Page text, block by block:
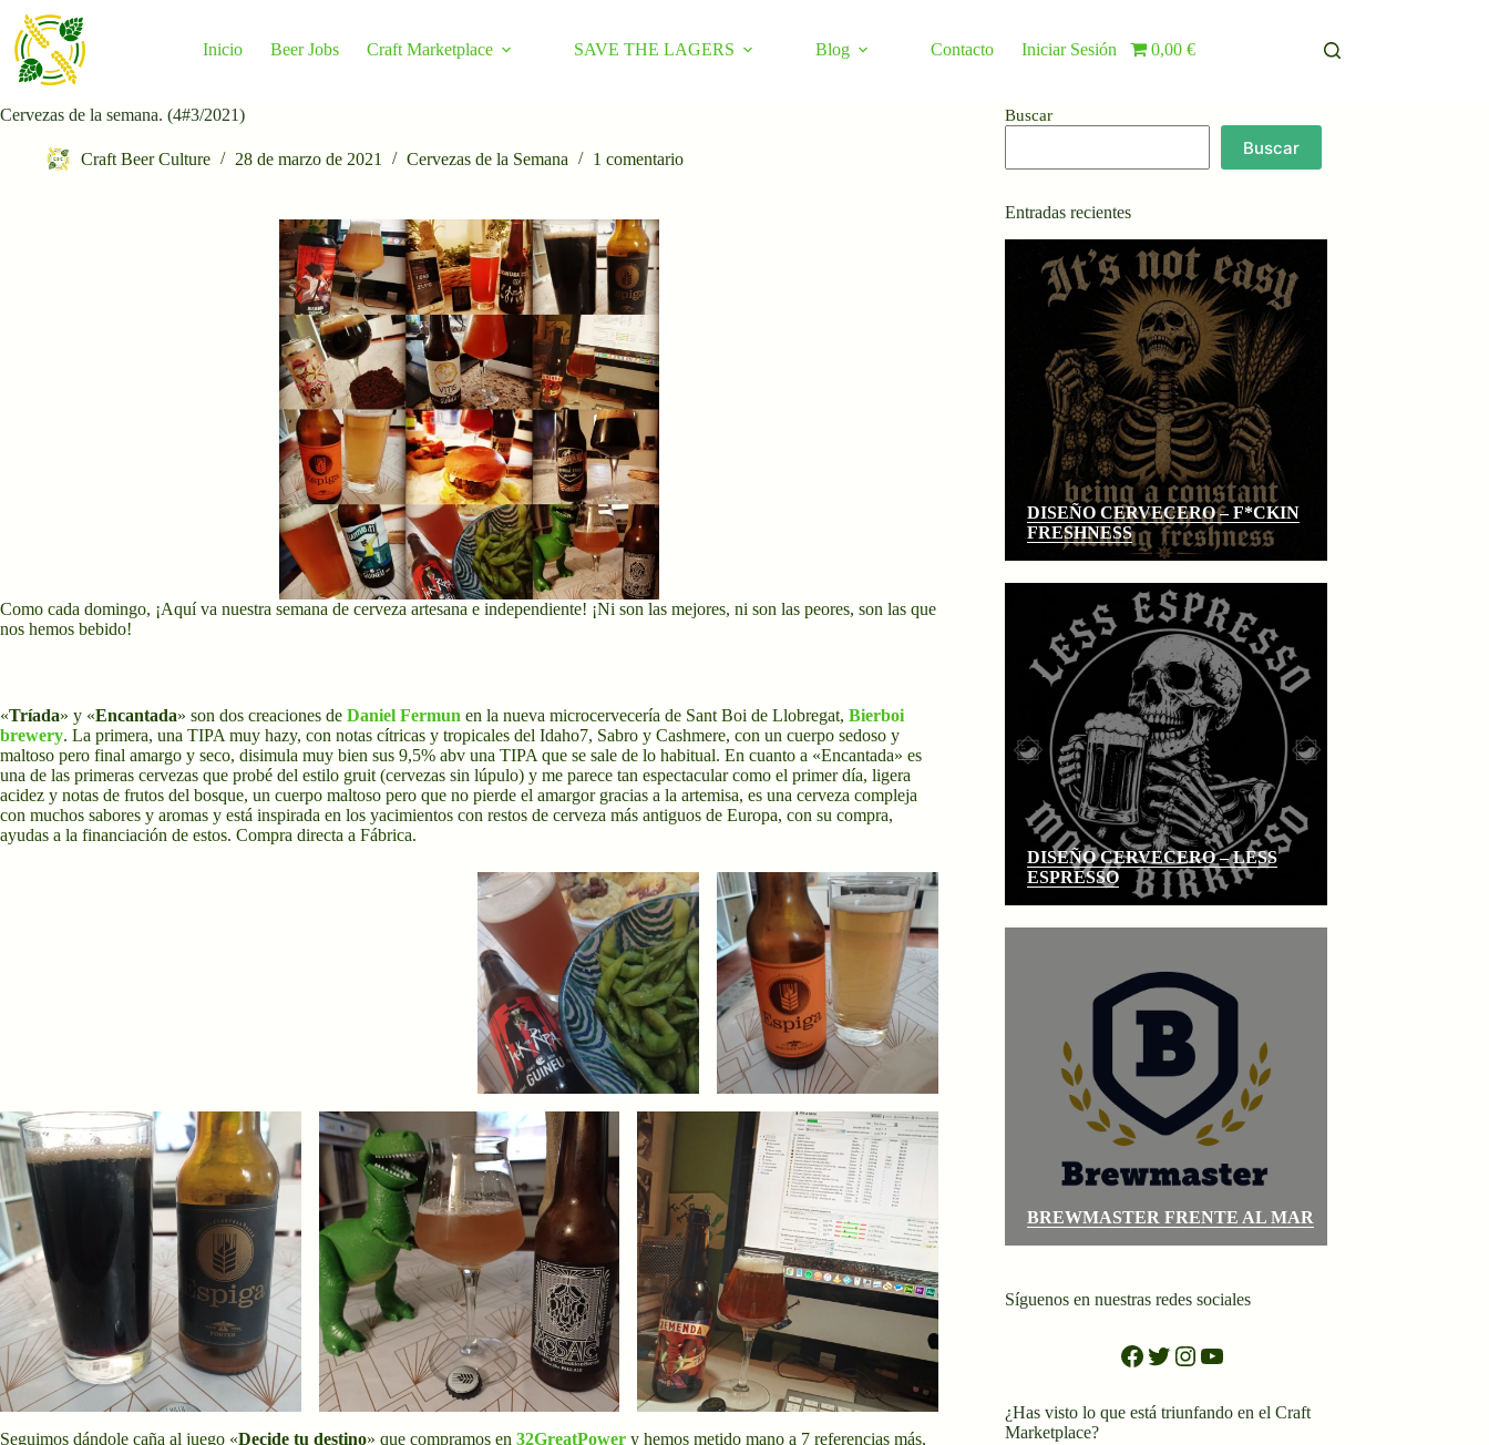
contenido
Inicio Beer Jobs Craft Marketplace SAVE THE LAGERS Blog Contacto Iniciar Sesión 0,00 €
Cervezas de la semana. (4#3/2021)
Craft Beer Culture 28 de marzo de 2021 Cervezas de la Semana 1 comentario
Como cada domingo, ¡Aquí va nuestra semana de cerveza artesana e independiente! ¡Ni son las mejores, ni son las peores, son las que
nos hemos bebido!
«Tríada» y «Encantada» son dos creaciones de Daniel Fermun en la nueva microcervecería de Sant Boi de Llobregat, Bierboi
brewery. La primera, una TIPA muy hazy, con notas cítricas y tropicales del Idaho7, Sabro y Cashmere, con un cuerpo sedoso y
maltoso pero final amargo y seco, disimula muy bien sus 9,5% abv una TIPA que se sale de lo habitual. En cuanto a «Encantada» es
una de las primeras cervezas que probé del estilo gruit (cervezas sin lúpulo) y me parece tan espectacular como el primer día, ligera
acidez y notas de frutos del bosque, un cuerpo maltoso pero que no pierde el amargor gracias a la artemisa, es una cerveza compleja
con muchos sabores y aromas y está inspirada en los yacimientos con restos de cerveza más antiguos de Europa, con su compra,
ayudas a la financiación de estos. Compra directa a Fábrica.
Seguimos dándole caña al juego «Decide tu destino» que compramos en 32GreatPower y hemos metido mano a 7 referencias más,
Buscar
Buscar
Entradas recientes
DISEÑO CERVECERO – F*CKIN
FRESHNESS
DISEÑO CERVECERO – LESS
ESPRESSO
BREWMASTER FRENTE AL MAR
Síguenos en nuestras redes sociales
Facebook
Twitter
Instagram
YouTube
¿Has visto lo que está triunfando en el Craft
Marketplace?